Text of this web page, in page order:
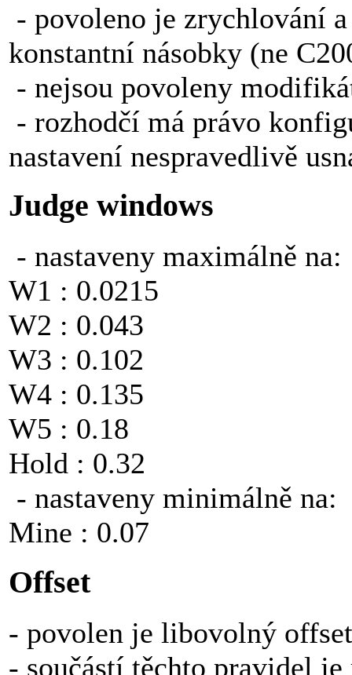
- povoleno je zrychlování
konstantní násobky (ne
- nejsou povoleny
- rozhodčí má právo
nastavení nespravedlivě
Judge windows
- nastaveny maximálně na:
W1 : 0.0215
W2 : 0.043
W3 : 0.102
W4 : 0.135
W5 : 0.18
Hold : 0.32
- nastaveny minimálně na:
Mine : 0.07
Offset
- povolen je libovolný offset
- součástí těchto pravidel